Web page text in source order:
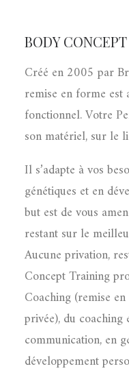
BODY
Créé en 2005 par
remise en forme est
fonctionnel. Votre
son matériel, sur le
Il s’adapte à vos
génétiques et en
but est de vous
restant sur le
Aucune privation,
Concept Training
Coaching (remise
privée), du coaching
communication, en
développement